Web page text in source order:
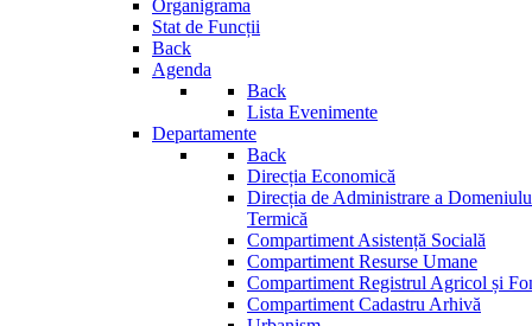
Organigrama
Stat de Funcții
Back
Agenda
Back
Lista Evenimente
Departamente
Back
Direcția Economică
Direcția de Administrare a
Termică
Compartiment Asistență Socială
Compartiment Resurse Umane
Compartiment Registrul Agricol și
Compartiment Cadastru Arhivă